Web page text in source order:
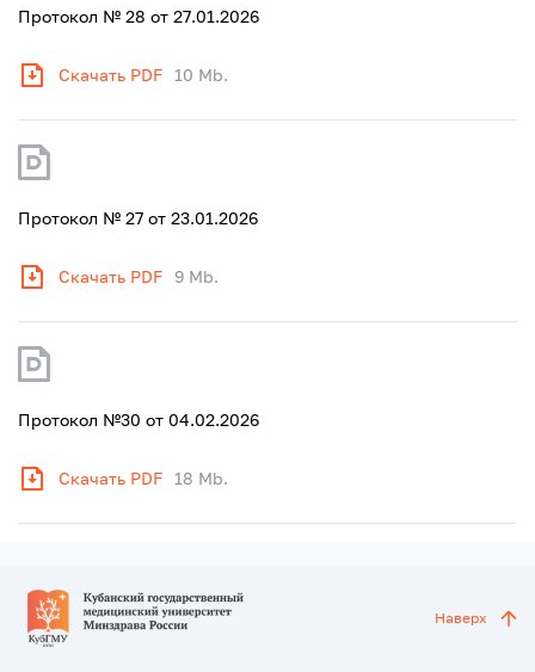
Протокол № 28 от 27.01.2026
Скачать PDF 10 Mb.
Протокол № 27 от 23.01.2026
Скачать PDF 9 Mb.
Протокол №30 от 04.02.2026
Скачать PDF 18 Mb.
Наверх